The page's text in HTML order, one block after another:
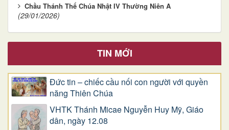
Chầu Thánh Thể Chúa Nhật IV Thường Niên A
(29/01/2026)
TIN MỚI
Đức tin – chiếc cầu nối con người với quyền
năng Thiên Chúa
VHTK Thánh Micae Nguyễn Huy Mỹ, Giáo
dân, ngày 12.08